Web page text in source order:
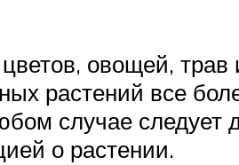
овощей,
растений все
случае следует
о растении.